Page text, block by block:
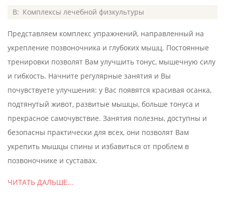
2020-
08
В: Комплексы лечебной физкультуры
Представляем комплекс упражнений, направленный на
укрепление позвоночника и глубоких мышц. Постоянные
тренировки позволят Вам улучшить тонус, мышечную силу
и гибкость. Начните регулярные занятия и Вы
почувствуете улучшения: у Вас появятся красивая осанка,
подтянутый живот, развитые мышцы, больше тонуса и
прекрасное самочувствие. Занятия полезны, доступны и
безопасны практически для всех, они позволят Вам
укрепить мышцы спины и избавиться от проблем в
позвоночнике и суставах.
ЧИТАТЬ ДАЛЬШЕ...